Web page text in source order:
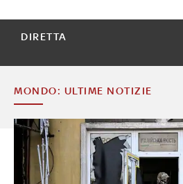
DIRETTA
MONDO: ULTIME NOTIZIE